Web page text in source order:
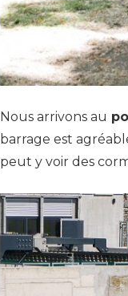
Nous arrivons au
barrage est
peut y voir des